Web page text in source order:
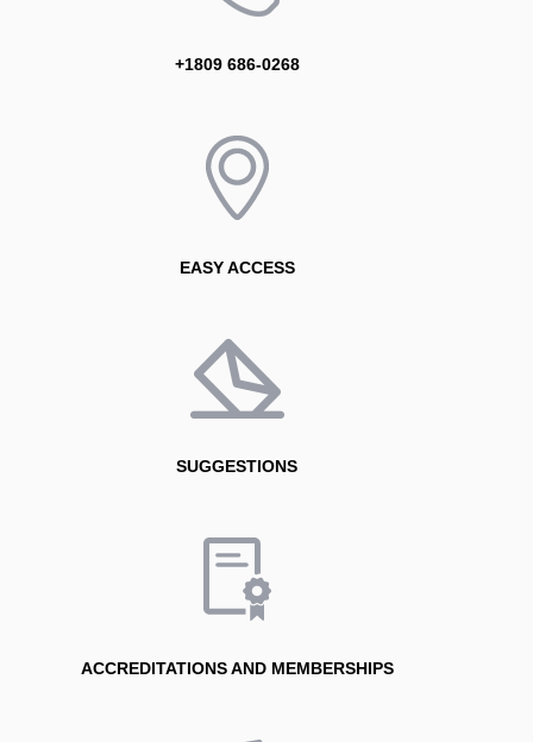
+1809 686-0268
EASY ACCESS
SUGGESTIONS
ACCREDITATIONS AND MEMBERSHIPS